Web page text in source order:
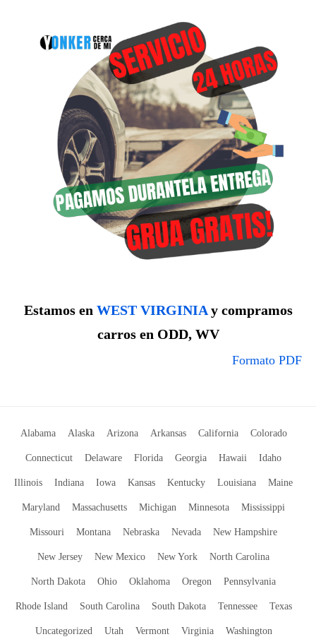
Estamos en WEST VIRGINIAy compramos
carros en ODD, WV
Formato PDF
Alabama Alaska Arizona Arkansas California Colorado
Connecticut Delaware Florida Georgia Hawaii Idaho
Illinois Indiana Iowa Kansas Kentucky Louisiana Maine
Maryland Massachusetts Michigan Minnesota Mississippi
Missouri Montana Nebraska Nevada New Hampshire
New Jersey New Mexico New York North Carolina
North Dakota Ohio Oklahoma Oregon Pennsylvania
Rhode Island South Carolina South Dakota Tennessee Texas
Uncategorized Utah Vermont Virginia Washington